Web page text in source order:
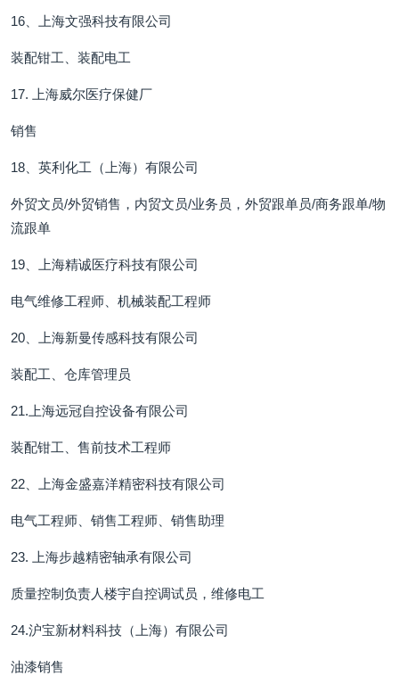
16、上海文强科技有限公司
装配钳工、装配电工
17. 上海威尔医疗保健厂
销售
18、英利化工（上海）有限公司
外贸文员/外贸销售，内贸文员/业务员，外贸跟单员/商务跟单/物
流跟单
19、上海精诚医疗科技有限公司
电气维修工程师、机械装配工程师
20、上海新曼传感科技有限公司
装配工、仓库管理员
21.上海远冠自控设备有限公司
装配钳工、售前技术工程师
22、上海金盛嘉洋精密科技有限公司
电气工程师、销售工程师、销售助理
23. 上海步越精密轴承有限公司
质量控制负责人楼宇自控调试员，维修电工
24.沪宝新材料科技（上海）有限公司
油漆销售